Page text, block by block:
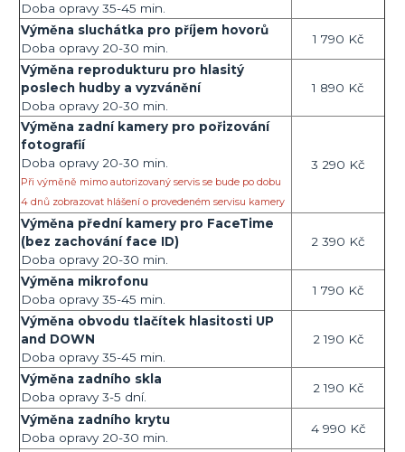
Doba opravy 35-45 min.
Výměna sluchátka pro příjem hovorů
Doba opravy 20-30 min.
1 790 Kč
Výměna reprodukturu pro hlasitý
poslech hudby a vyzvánění
Doba opravy 20-30 min.
1 890 Kč
Výměna zadní kamery pro pořizování
fotografií
Doba opravy 20-30 min.
Při výměně mimo autorizovaný servis se bude po dobu
4 dnů zobrazovat hlášení o provedeném servisu kamery
3 290 Kč
Výměna přední kamery pro FaceTime
(bez zachování face ID)
Doba opravy 20-30 min.
2 390 Kč
Výměna mikrofonu
Doba opravy 35-45 min.
1 790 Kč
Výměna obvodu tlačítek hlasitosti UP
and DOWN
Doba opravy 35-45 min.
2 190 Kč
Výměna zadního skla
Doba opravy 3-5 dní.
2 190 Kč
Výměna zadního krytu
Doba opravy 20-30 min.
4 990 Kč